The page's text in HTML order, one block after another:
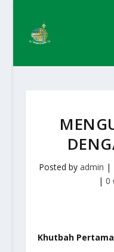
Posted by admin |
| 0
Khutbah